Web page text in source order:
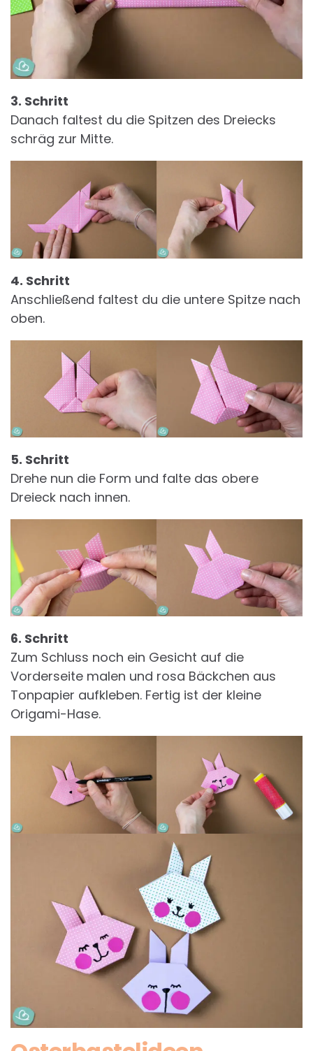
3. Schritt
Danach faltest du die Spitzen des Dreiecks
schräg zur Mitte.
4. Schritt
Anschließend faltest du die untere Spitze nach
oben.
5. Schritt
Drehe nun die Form und falte das obere
Dreieck nach innen.
6. Schritt
Zum Schluss noch ein Gesicht auf die
Vorderseite malen und rosa Bäckchen aus
Tonpapier aufkleben. Fertig ist der kleine
Origami-Hase.